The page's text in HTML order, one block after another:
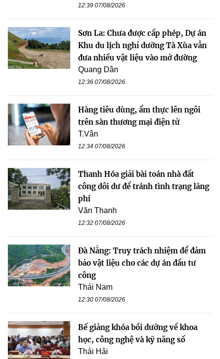
12:39 07/08/2026
Sơn La: Chưa được cấp phép, Dự án
Khu du lịch nghỉ dưỡng Tà Xùa vẫn
đưa nhiều vật liệu vào mở đường
Quang Dân
12:36 07/08/2026
Hàng tiêu dùng, ẩm thực lên ngôi
trên sàn thương mại điện tử
T.Vân
12:34 07/08/2026
Thanh Hóa giải bài toán nhà đất
công dôi dư để tránh tình trạng lãng
phí
Văn Thanh
12:32 07/08/2026
Đà Nẵng: Truy trách nhiệm để đảm
bảo vật liệu cho các dự án đầu tư
công
Thái Nam
12:30 07/08/2026
Bế giảng khóa bồi dưỡng về khoa
học, công nghệ và kỹ năng số
Thái Hải